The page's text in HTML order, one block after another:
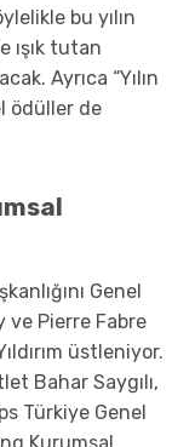
bu yılın
ışık tutan
Ayrıca “Yılın
ödüller de
Genel
ve Pierre Fabre
üstleniyor.
Bahar Saygılı,
Türkiye Genel